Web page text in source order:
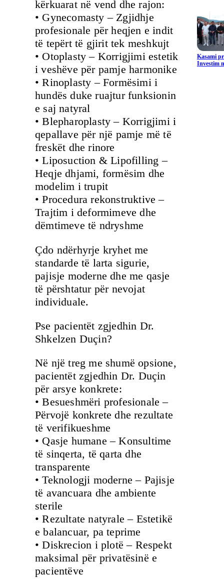
kërkuarat në vend dhe rajon:
• Gynecomasty – Zgjidhje
profesionale për heqjen e indit
të tepërt të gjirit tek meshkujt
• Otoplasty – Korrigjimi estetik
i veshëve për pamje harmonike
• Rinoplasty – Formësimi i
hundës duke ruajtur funksionin
e saj natyral
• Blepharoplasty – Korrigjimi i
qepallave për një pamje më të
freskët dhe rinore
• Liposuction & Lipofilling –
Heqje dhjami, formësim dhe
modelim i trupit
• Procedura rekonstruktive –
Trajtim i deformimeve dhe
dëmtimeve të ndryshme
Çdo ndërhyrje kryhet me
standarde të larta sigurie,
pajisje moderne dhe me qasje
të përshtatur për nevojat
individuale.
Pse pacientët zgjedhin Dr.
Shkelzen Duçin?
Në një treg me shumë opsione,
pacientët zgjedhin Dr. Duçin
për arsye konkrete:
• Besueshmëri profesionale –
Përvojë konkrete dhe rezultate
të verifikueshme
• Qasje humane – Konsultime
të sinqerta, të qarta dhe
transparente
• Teknologji moderne – Pajisje
të avancuara dhe ambiente
sterile
• Rezultate natyrale – Estetikë
e balancuar, pa teprime
• Diskrecion i plotë – Respekt
maksimal për privatësinë e
pacientëve
Kasami
Investim